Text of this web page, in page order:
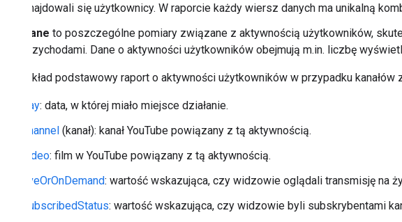
znajdowali się użytkownicy. W raporcie każdy wiersz danych ma unikalną
Dane to poszczególne pomiary związane z aktywnością użytkowników,
przychodami. Dane o aktywności użytkowników obejmują m.in. liczbę
Na przykład podstawowy raport o aktywności użytkowników w przypadku kanałów
day: data, w której miało miejsce działanie.
channel (kanał): kanał YouTube powiązany z tą aktywnością.
video: film w YouTube powiązany z tą aktywnością.
liveOrOnDemand: wartość wskazująca, czy widzowie oglądali transmisję na
subscribedStatus: wartość wskazująca, czy widzowie byli subskrybentami